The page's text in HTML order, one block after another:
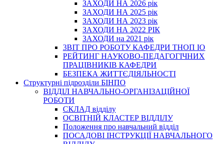
ЗАХОДИ НА 2026 рік
ЗАХОДИ НА 2025 рік
ЗАХОДИ НА 2023 рік
ЗАХОДИ НА 2022 РІК
ЗАХОДИ на 2021 рік
3BIT ПРО РОБОТУ КАФЕДРИ ТНОП ІО
РЕЙТИНГ НАУКОВО-ПЕДАГОГІЧНИХ
ПРАЦІВНИКІВ КАФЕДРИ
БЕЗПЕКА ЖИТТЄДІЯЛЬНОСТІ
Структурні підрозділи БІНПО
ВІДДІЛ НАВЧАЛЬНО-ОРГАНІЗАЦІЙНОЇ
РОБОТИ
СКЛАД відділу
ОСВІТНІЙ КЛАСТЕР ВІДДІЛУ
Положення про навчальний вiддiл
ПОСАДОВІ ІНСТРУКЦІЇ НАВЧАЛЬНОГО